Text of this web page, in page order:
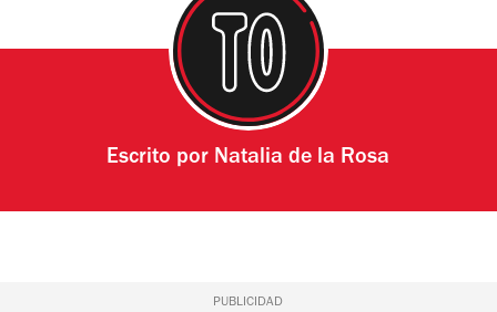
Escrito por Natalia de la Rosa
PUBLICIDAD